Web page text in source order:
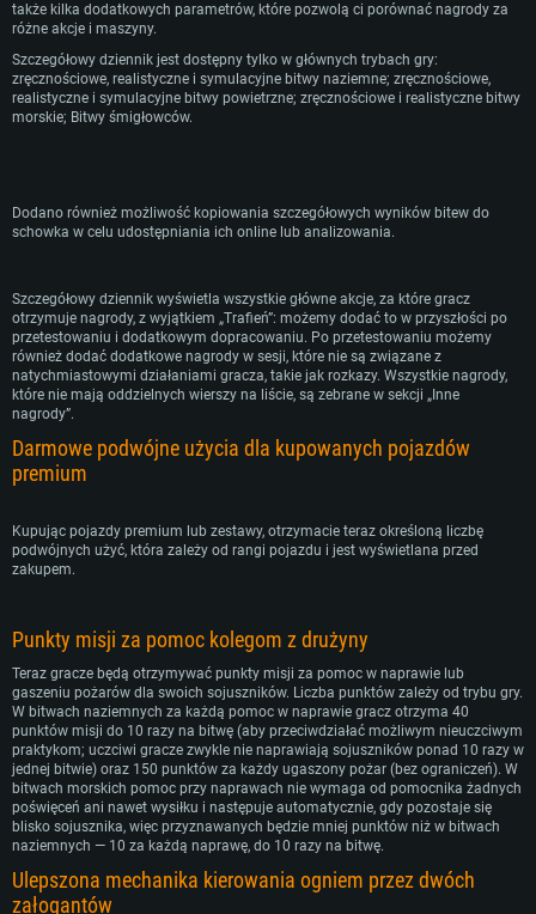
WYMAGANIA SYSTEMOWE
For PC
For MAC
For Linux
Minimalne
OS: Windows 10 (64 bit)
Minimalne
OS: Mac OS Big Sur 11.0 lub nowszy
Minimalne
OS: Ostatnie wydania 64bit Linux
także kilka dodatkowych parametrów, które pozwolą ci porównać nagrody za
różne akcje i maszyny.
Szczegółowy dziennik jest dostępny tylko w głównych trybach gry:
zręcznościowe, realistyczne i symulacyjne bitwy naziemne; zręcznościowe,
realistyczne i symulacyjne bitwy powietrzne; zręcznościowe i realistyczne bitwy
morskie; Bitwy śmigłowców.
Dodano również możliwość kopiowania szczegółowych wyników bitew do
schowka w celu udostępniania ich online lub analizowania.
Szczegółowy dziennik wyświetla wszystkie główne akcje, za które gracz
otrzymuje nagrody, z wyjątkiem „Trafień”: możemy dodać to w przyszłości po
przetestowaniu i dodatkowym dopracowaniu. Po przetestowaniu możemy
również dodać dodatkowe nagrody w sesji, które nie są związane z
natychmiastowymi działaniami gracza, takie jak rozkazy. Wszystkie nagrody,
które nie mają oddzielnych wierszy na liście, są zebrane w sekcji „Inne
nagrody”.
Darmowe podwójne użycia dla kupowanych pojazdów
premium
Kupując pojazdy premium lub zestawy, otrzymacie teraz określoną liczbę
podwójnych użyć, która zależy od rangi pojazdu i jest wyświetlana przed
zakupem.
Punkty misji za pomoc kolegom z drużyny
Teraz gracze będą otrzymywać punkty misji za pomoc w naprawie lub
gaszeniu pożarów dla swoich sojuszników. Liczba punktów zależy od trybu gry.
W bitwach naziemnych za każdą pomoc w naprawie gracz otrzyma 40
punktów misji do 10 razy na bitwę (aby przeciwdziałać możliwym nieuczciwym
praktykom; uczciwi gracze zwykle nie naprawiają sojuszników ponad 10 razy w
jednej bitwie) oraz 150 punktów za każdy ugaszony pożar (bez ograniczeń). W
bitwach morskich pomoc przy naprawach nie wymaga od pomocnika żadnych
poświęceń ani nawet wysiłku i następuje automatycznie, gdy pozostaje się
blisko sojusznika, więc przyznawanych będzie mniej punktów niż w bitwach
naziemnych — 10 za każdą naprawę, do 10 razy na bitwę.
Ulepszona mechanika kierowania ogniem przez dwóch
załogantów